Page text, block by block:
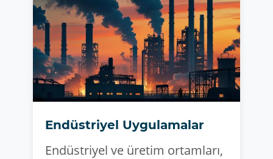
Endüstriyel Uygulamalar
Endüstriyel ve üretim ortamları,